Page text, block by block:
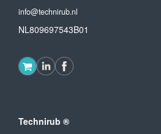
info@technirub.nl
NL809697543B01
Technirub ®